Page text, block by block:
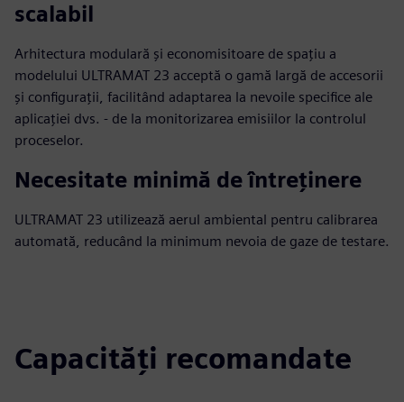
scalabil
Arhitectura modulară și economisitoare de spațiu a
modelului ULTRAMAT 23 acceptă o gamă largă de accesorii
și configurații, facilitând adaptarea la nevoile specifice ale
aplicației dvs. - de la monitorizarea emisiilor la controlul
proceselor.
Necesitate minimă de întreținere
ULTRAMAT 23 utilizează aerul ambiental pentru calibrarea
automată, reducând la minimum nevoia de gaze de testare.
Capacități recomandate